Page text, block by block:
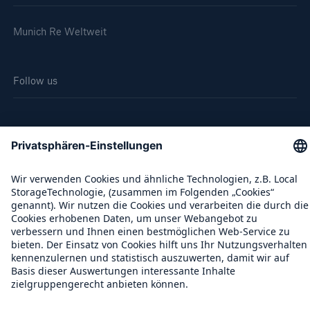
Munich Re Weltweit
Follow us
Kontakt
Datenschutz
Cookie Einstellungen
Rechtliche Hinweise